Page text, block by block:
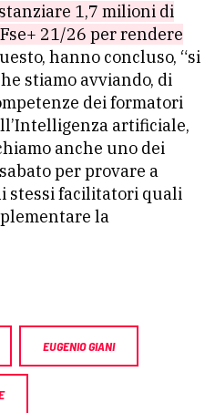
1,7 milioni di
21/26 per rendere
hanno concluso, “si
stiamo avviando, di
dei formatori
artificiale,
anche uno dei
per provare a
stessi facilitatori quali
la
EUGENIO GIANI